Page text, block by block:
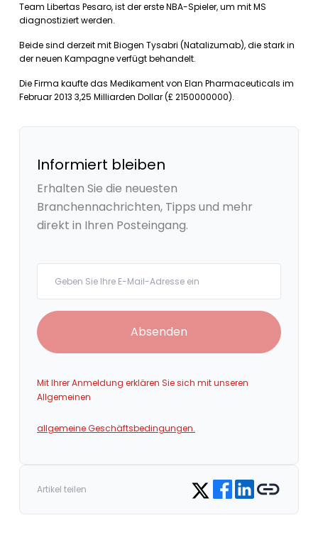
Team Libertas Pesaro, ist der erste NBA-Spieler, um mit MS
diagnostiziert werden.
Beide sind derzeit mit Biogen Tysabri (Natalizumab), die stark in
der neuen Kampagne verfügt behandelt.
Die Firma kaufte das Medikament von Elan Pharmaceuticals im
Februar 2013 3,25 Milliarden Dollar (£ 2150000000).
Informiert bleiben
Erhalten Sie die neuesten
Branchennachrichten, Tipps und mehr
direkt in Ihren Posteingang.
Absenden
Mit Ihrer Anmeldung erklären Sie sich mit unseren
Allgemeinen
allgemeine Geschäftsbedingungen.
Artikel teilen Share on Twitter
Share on Facebook
Share on LinkedIn
Copy link